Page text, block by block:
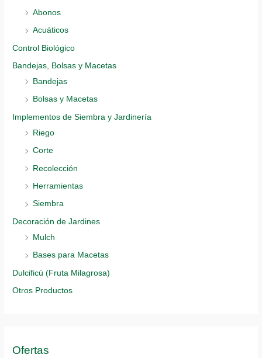
Abonos
Acuáticos
Control Biológico
Bandejas, Bolsas y Macetas
Bandejas
Bolsas y Macetas
Implementos de Siembra y Jardinería
Riego
Corte
Recolección
Herramientas
Siembra
Decoración de Jardines
Mulch
Bases para Macetas
Dulcificú (Fruta Milagrosa)
Otros Productos
Ofertas